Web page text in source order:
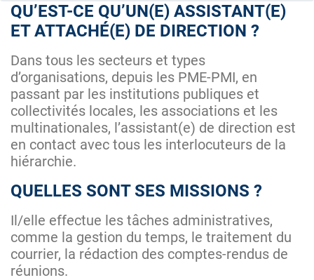
QU’EST-CE QU’UN(E) ASSISTANT(E)
ET ATTACHÉ(E) DE DIRECTION ?
Dans tous les secteurs et types
d’organisations, depuis les PME-PMI, en
passant par les institutions publiques et
collectivités locales, les associations et les
multinationales, l’assistant(e) de direction est
en contact avec tous les interlocuteurs de la
hiérarchie.
QUELLES SONT SES MISSIONS ?
Il/elle effectue les tâches administratives,
comme la gestion du temps, le traitement du
courrier, la rédaction des comptes-rendus de
réunions.